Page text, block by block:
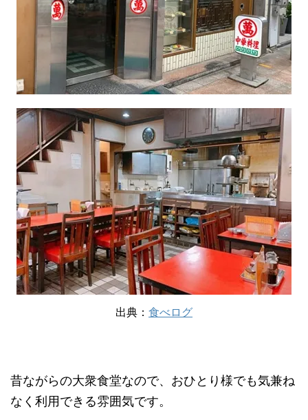
出典： 食べログ
昔ながらの大衆食堂なので、おひとり様でも気兼ね
なく利用できる雰囲気です。